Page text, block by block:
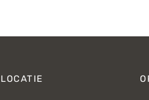
LOCATIE